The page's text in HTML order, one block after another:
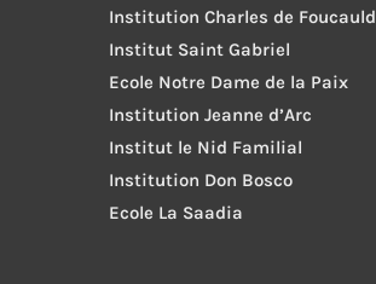
Institution Charles de Foucauld
Institut Saint Gabriel
Ecole Notre Dame de la Paix
Institution Jeanne d’Arc
Institut le Nid Familial
Institution Don Bosco
Ecole La Saadia